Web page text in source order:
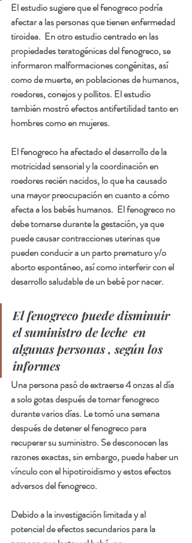
El estudio sugiere que el fenogreco podría
afectar a las personas que tienen enfermedad
tiroidea.  En otro estudio centrado en las
propiedades teratogénicas del fenogreco, se
informaron malformaciones congénitas, así
como de muerte, en poblaciones de humanos,
roedores, conejos y pollitos. El estudio
también mostró efectos antifertilidad tanto en
hombres como en mujeres.
El fenogreco ha afectado el desarrollo de la
motricidad sensorial y la coordinación en
roedores recién nacidos, lo que ha causado
una mayor preocupación en cuanto a cómo
afecta a los bebés humanos.  El fenogreco no
debe tomarse durante la gestación, ya que
puede causar contracciones uterinas que
pueden conducir a un parto prematuro y/o
aborto espontáneo, así como interferir con el
desarrollo saludable de un bebé por nacer.
El fenogreco puede disminuir
el suministro de leche  en
algunas personas , según los
informes
Una persona pasó de extraerse 4 onzas al día
a solo gotas después de tomar fenogreco
durante varios días. Le tomó una semana
después de detener el fenogreco para
recuperar su suministro. Se desconocen las
razones exactas, sin embargo, puede haber un
vínculo con el hipotiroidismo y estos efectos
adversos del fenogreco.
Debido a la investigación limitada y al
potencial de efectos secundarios para la